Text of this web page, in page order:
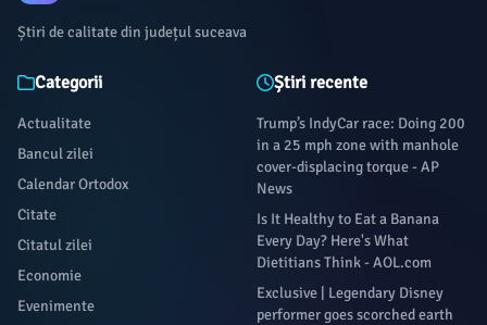
Știri de calitate din județul suceava
Categorii
Actualitate
Bancul zilei
Calendar Ortodox
Citate
Citatul zilei
Economie
Evenimente
Știri recente
Trump’s IndyCar race: Doing 200
in a 25 mph zone with manhole
cover-displacing torque - AP
News
Is It Healthy to Eat a Banana
Every Day? Here's What
Dietitians Think - AOL.com
Exclusive | Legendary Disney
performer goes scorched earth